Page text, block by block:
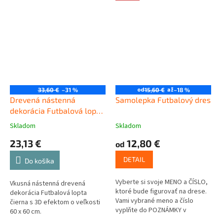
33,60 € –31 %
Drevená nástenná
dekorácia Futbalová lopta
čierna
Skladom
23,13 €
Do košíka
Vkusná nástenná drevená
dekorácia Futbalová lopta
čierna s 3D efektom o veľkosti
60 x 60 cm.
od15,60 € až–18 %
Samolepka Futbalový dres
Skladom
od 12,80 €
DETAIL
Vyberte si svoje MENO a ČÍSLO,
ktoré bude figurovať na drese.
Vami vybrané meno a číslo
vyplňte do POZNÁMKY v